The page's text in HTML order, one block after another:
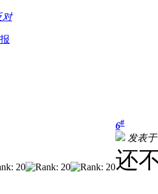
对
6#
发表于
还